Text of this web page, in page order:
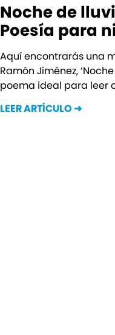
Noche de
Poesía para
Aquí encontrarás una
Ramón Jiménez,
poema ideal para leer
LEER ARTÍCULO ➜